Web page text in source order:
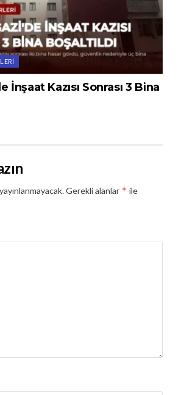
İnşaat Kazısı Sonrası 3 Bina
Gerekli alanlar * ile